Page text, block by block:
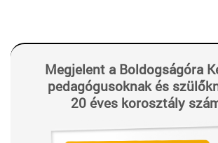
Megjelent a Boldogságóra
pedagógusoknak és
20 éves korosztály